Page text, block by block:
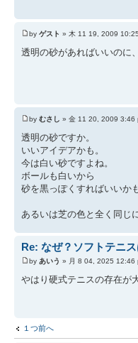
by ゲスト » 木 11 19, 2009
透明の砂があればいいのに
by むさし » 金 11 20, 2009 3:46
透明の砂ですか。
いいアイデアかも。
今は白い砂ですよね。
ボールも白いから
砂を黒っぽくすればいいかも
あるいは芝の色と全く同じ
Re: なぜ？ソフトテニ
by あいう » 月 8 04, 2025 12:46
やはり硬式テニスの存在が
１つ前へ